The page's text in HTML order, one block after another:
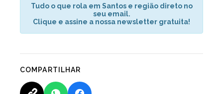
Tudo o que rola em Santos e região direto no
seu email.
Clique e assine a nossa newsletter gratuita!
COMPARTILHAR